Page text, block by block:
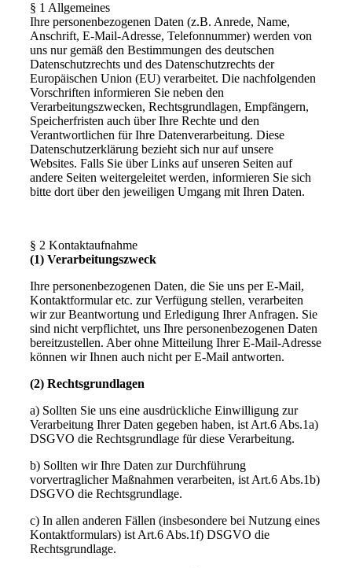
§ 1 Allgemeines
Ihre personenbezogenen Daten (z.B. Anrede, Name,
Anschrift, E-Mail-Adresse, Telefonnummer) werden von
uns nur gemäß den Bestimmungen des deutschen
Datenschutzrechts und des Datenschutzrechts der
Europäischen Union (EU) verarbeitet. Die nachfolgenden
Vorschriften informieren Sie neben den
Verarbeitungszwecken, Rechtsgrundlagen, Empfängern,
Speicherfristen auch über Ihre Rechte und den
Verantwortlichen für Ihre Datenverarbeitung. Diese
Datenschutzerklärung bezieht sich nur auf unsere
Websites. Falls Sie über Links auf unseren Seiten auf
andere Seiten weitergeleitet werden, informieren Sie sich
bitte dort über den jeweiligen Umgang mit Ihren Daten.
§ 2 Kontaktaufnahme
(1) Verarbeitungszweck
Ihre personenbezogenen Daten, die Sie uns per E-Mail,
Kontaktformular etc. zur Verfügung stellen, verarbeiten
wir zur Beantwortung und Erledigung Ihrer Anfragen. Sie
sind nicht verpflichtet, uns Ihre personenbezogenen Daten
bereitzustellen. Aber ohne Mitteilung Ihrer E-Mail-Adresse
können wir Ihnen auch nicht per E-Mail antworten.
(2) Rechtsgrundlagen
a) Sollten Sie uns eine ausdrückliche Einwilligung zur
Verarbeitung Ihrer Daten gegeben haben, ist Art.6 Abs.1a)
DSGVO die Rechtsgrundlage für diese Verarbeitung.
b) Sollten wir Ihre Daten zur Durchführung
vorvertraglicher Maßnahmen verarbeiten, ist Art.6 Abs.1b)
DSGVO die Rechtsgrundlage.
c) In allen anderen Fällen (insbesondere bei Nutzung eines
Kontaktformulars) ist Art.6 Abs.1f) DSGVO die
Rechtsgrundlage.